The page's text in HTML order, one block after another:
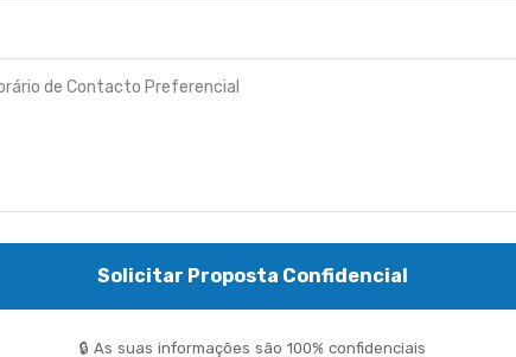
Solicitar Proposta Confidencial
🔒 As suas informações são 100% confidenciais